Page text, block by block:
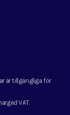
är tillgängliga för
VAT.